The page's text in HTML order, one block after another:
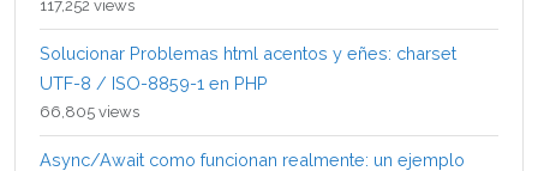
117,252 views
Solucionar Problemas html acentos y eñes: charset
UTF-8 / ISO-8859-1 en PHP
66,805 views
Async/Await como funcionan realmente: un ejemplo